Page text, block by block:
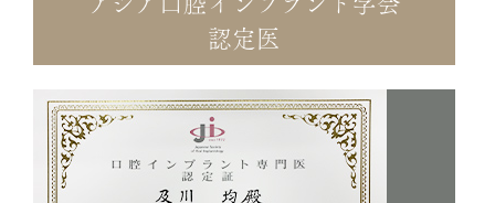
アジア口腔インプラント学会
認定医